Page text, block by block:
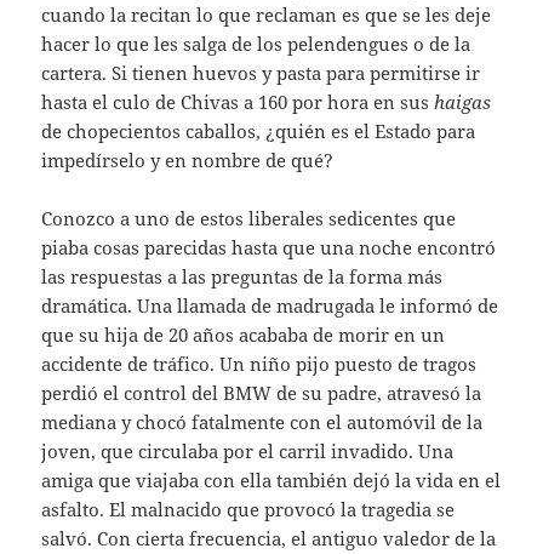
cuando la recitan lo que reclaman es que se les deje
hacer lo que les salga de los pelendengues o de la
cartera. Si tienen huevos y pasta para permitirse ir
hasta el culo de Chivas a 160 por hora en sushaigas
de chopecientos caballos, ¿quién es el Estado para
impedírselo y en nombre de qué?
Conozco a uno de estos liberales sedicentes que
piaba cosas parecidas hasta que una noche encontró
las respuestas a las preguntas de la forma más
dramática. Una llamada de madrugada le informó de
que su hija de 20 años acababa de morir en un
accidente de tráfico. Un niño pijo puesto de tragos
perdió el control del BMW de su padre, atravesó la
mediana y chocó fatalmente con el automóvil de la
joven, que circulaba por el carril invadido. Una
amiga que viajaba con ella también dejó la vida en el
asfalto. El malnacido que provocó la tragedia se
salvó. Con cierta frecuencia, el antiguo valedor de la